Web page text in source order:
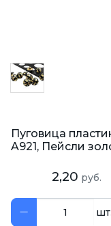
Пуговица
A921, Пейсли
2,20 руб.
шт.